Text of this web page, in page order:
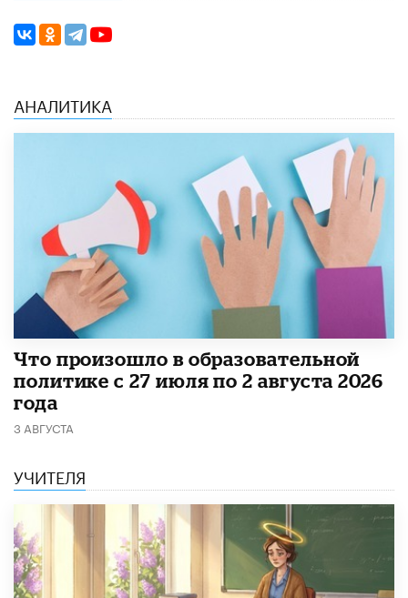
АНАЛИТИКА
​Что произошло в образовательной
политике с 27 июля по 2 августа 2026
года
3 АВГУСТА
УЧИТЕЛЯ